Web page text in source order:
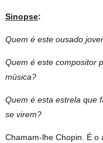
Sinopse:
Quem é este ousado
Quem é este compositor
música?
Quem é esta estrela que
se virem?
Chamam-lhe Chopin. É o